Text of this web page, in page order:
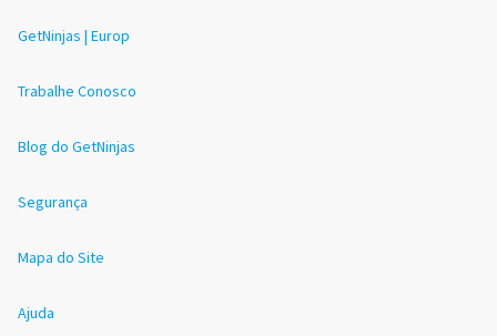
GetNinjas | Europ
Trabalhe Conosco
Blog do GetNinjas
Segurança
Mapa do Site
Ajuda